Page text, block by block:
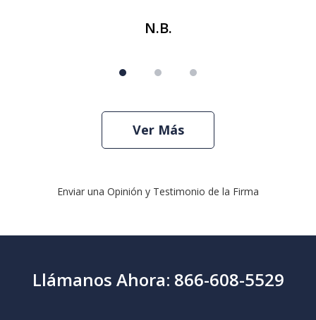
N.B.
Ver Más
Enviar una Opinión y Testimonio de la Firma
Llámanos Ahora: 866-608-5529